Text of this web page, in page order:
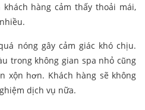
hàng cảm thấy thoải mái,
nóng gây cảm giác khó chịu.
trong không gian spa nhỏ cũng
xộn hơn. Khách hàng sẽ không
dịch vụ nữa.